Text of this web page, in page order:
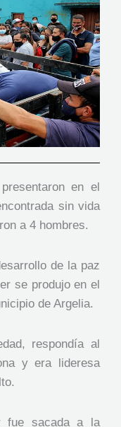
en el
sin vida
a 4 hombres.
de la paz
se produjo en el
de Argelia.
respondía al
y era lideresa
fue sacada a la